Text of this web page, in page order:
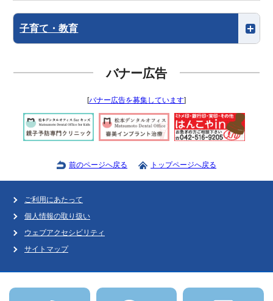
子育て・教育
バナー広告
[バナー広告を募集しています]
前のページへ戻る トップページへ戻る
ご利用にあたって
個人情報の取り扱い
ウェブアクセシビリティ
サイトマップ